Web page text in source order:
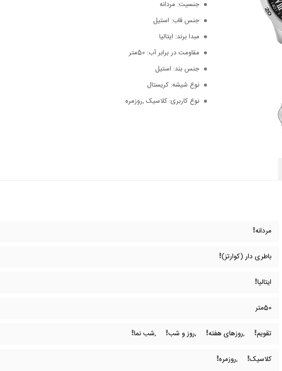
جنسیت: مردانه
جنس قاب: استیل
مبدا برند: ایتالیا
مقاومت در برابر آب: 50متر
جنس بند: استیل
نوع شیشه: کریستال
نوع کاربری: کلاسیک ,روزمره
مردانه
باطری دار (کوارتز)
ایتالیا
50متر
تقویم ,روزهای هفته ,روز و شب ,شب نما
کلاسیک ,روزمره